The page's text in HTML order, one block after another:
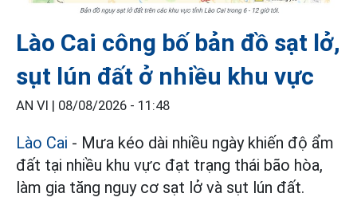
Lào Cai công bố bản đồ sạt lở,
sụt lún đất ở nhiều khu vực
AN VI | 08/08/2026 - 11:48
Lào Cai - Mưa kéo dài nhiều ngày khiến độ ẩm
đất tại nhiều khu vực đạt trạng thái bão hòa,
làm gia tăng nguy cơ sạt lở và sụt lún đất.